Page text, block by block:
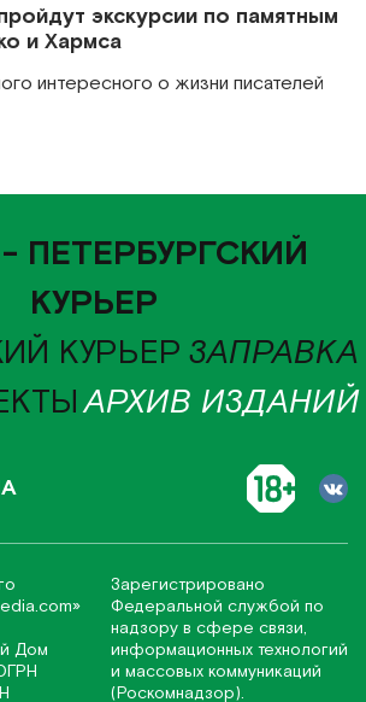
экскурсии по памятным
и Хармса
интересного о жизни писателей
ПЕТЕРБУРГСКИЙ
КУРЬЕР
КУРЬЕР ЗАПРАВКА
АРХИВ ИЗДАНИЙ
Дом
Зарегистрировано
Федеральной службой по
надзору в сфере связи,
информационных технологий
и массовых коммуникаций
(Роскомнадзор).